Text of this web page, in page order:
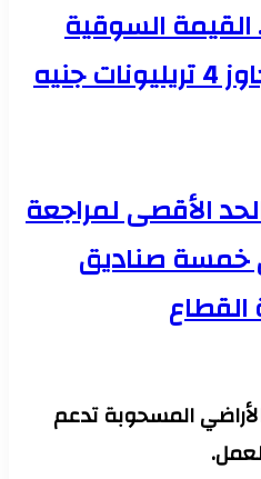
القيمة السوقية
جنيه
الأقصى لمراجعة
خمسة صناديق
القطاع
المسحوبة تدعم